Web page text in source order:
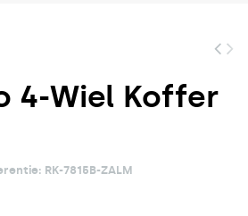
4-Wiel Koffer
RK-7815B-ZALM